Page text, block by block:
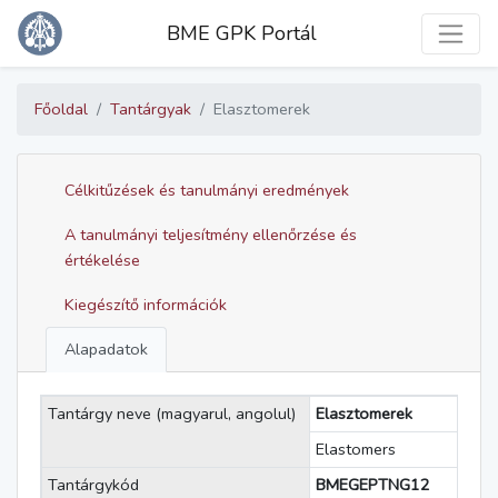
BME GPK Portál
Főoldal Tantárgyak Elasztomerek
Alapadatok
Célkitűzések és tanulmányi eredmények
A tanulmányi teljesítmény ellenőrzése és
értékelése
Kiegészítő információk
Tantárgy neve (magyarul, angolul)
Elasztomerek
Elastomers
Tantárgykód
BMEGEPTNG12